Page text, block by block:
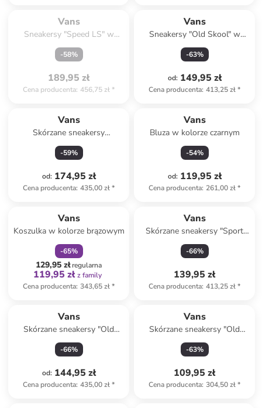
Wyprzedane
Vans
Sneakersy "Speed LS" w
kolorze jasnoróżowo-
brązowym
-58%
189,95 zł
Cena producenta: 456,75 zł*
Vans
Sneakersy "Old Skool" w
kolorze czarnym
-63%
od: 149,95 zł
Cena producenta: 413,25 zł*
Vans
Skórzane sneakersy
"Authentic" w kolorze czarnym
-59%
od: 174,95 zł
Cena producenta: 435,00 zł*
Vans
Bluza w kolorze czarnym
-54%
od: 119,95 zł
Cena producenta: 261,00 zł*
Vans
Koszulka w kolorze brązowym
-65%
129,95 złregularna
119,95 zł z family
Cena producenta: 343,65 zł*
Vans
Skórzane sneakersy "Sport
Low" w kolorze beżowym
-66%
139,95 zł
Cena producenta: 413,25 zł*
Vans
Skórzane sneakersy "Old
Skool" w kolorze czarnym
-66%
od: 144,95 zł
Cena producenta: 435,00 zł*
Vans
Skórzane sneakersy "Old
Skool" w kolorze białym
-63%
109,95 zł
Cena producenta: 304,50 zł*